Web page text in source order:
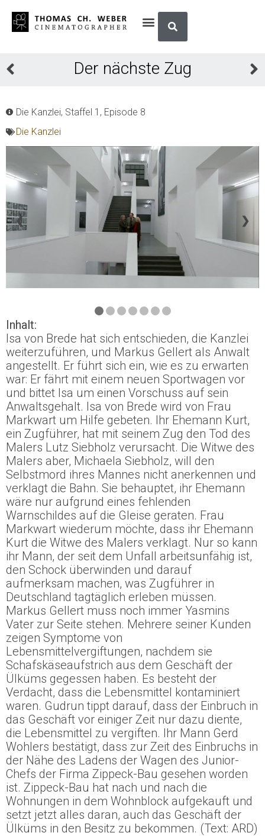
Der nächste Zug
Die Kanzlei, Staffel 1, Episode 8
Die Kanzlei
❮ ❯
Inhalt:
Isa von Brede hat sich entschieden, die Kanzlei
weiterzuführen, und Markus Gellert als Anwalt
angestellt. Er führt sich ein, wie es zu erwarten
war: Er fährt mit einem neuen Sportwagen vor
und bittet Isa um einen Vorschuss auf sein
Anwaltsgehalt. Isa von Brede wird von Frau
Markwart um Hilfe gebeten. Ihr Ehemann Kurt,
ein Zugführer, hat mit seinem Zug den Tod des
Malers Lutz Siebholz verursacht. Die Witwe des
Malers aber, Michaela Siebholz, will den
Selbstmord ihres Mannes nicht anerkennen und
verklagt die Bahn. Sie behauptet, ihr Ehemann
wäre nur aufgrund eines fehlenden
Warnschildes auf die Gleise geraten. Frau
Markwart wiederum möchte, dass ihr Ehemann
Kurt die Witwe des Malers verklagt. Nur so kann
ihr Mann, der seit dem Unfall arbeitsunfähig ist,
den Schock überwinden und darauf
aufmerksam machen, was Zugführer in
Deutschland tagtäglich erleben müssen.
Markus Gellert muss noch immer Yasmins
Vater zur Seite stehen. Mehrere seiner Kunden
zeigen Symptome von
Lebensmittelvergiftungen, nachdem sie
Schafskäseaufstrich aus dem Geschäft der
Ülküms gegessen haben. Es besteht der
Verdacht, dass die Lebensmittel kontaminiert
waren. Gudrun tippt darauf, dass der Einbruch in
das Geschäft vor einiger Zeit nur dazu diente,
die Lebensmittel zu vergiften. Ihr Mann Gerd
Wohlers bestätigt, dass zur Zeit des Einbruchs in
der Nähe des Ladens der Wagen des Junior-
Chefs der Firma Zippeck-Bau gesehen worden
ist. Zippeck-Bau hat nach und nach die
Wohnungen in dem Wohnblock aufgekauft und
setzt jetzt alles daran, auch das Geschäft der
Ülküms in den Besitz zu bekommen. (Text: ARD)